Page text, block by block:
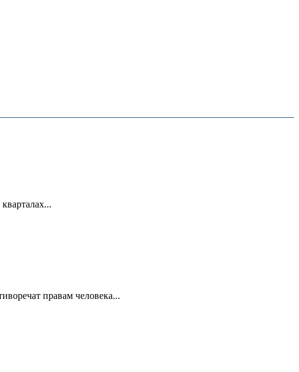
правам человека...